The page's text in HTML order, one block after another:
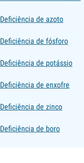
Deficiência de azoto
Deficiência de fósforo
Deficiência de potássio
Deficiência de enxofre
Deficiência de zinco
Deficiência de boro